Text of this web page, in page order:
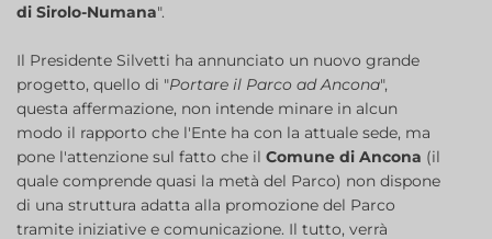
di Sirolo-Numana".
Il Presidente Silvetti ha annunciato un nuovo grande
progetto, quello di "Portare il Parco ad Ancona",
questa affermazione, non intende minare in alcun
modo il rapporto che l'Ente ha con la attuale sede, ma
pone l'attenzione sul fatto che il Comune di Ancona (il
quale comprende quasi la metà del Parco) non dispone
di una struttura adatta alla promozione del Parco
tramite iniziative e comunicazione. Il tutto, verrà